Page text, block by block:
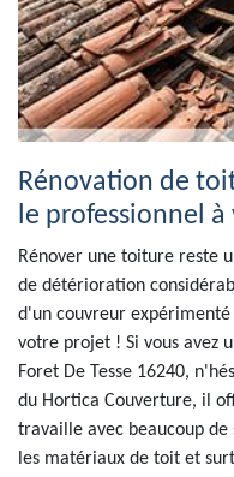
Rénovation de
le professionnel à
Rénover une toiture reste
de détérioration
d'un couvreur
votre projet ! Si vous avez
Foret De Tesse 16240,
du Hortica Couverture, il
travaille avec beaucoup
les matériaux de toit et